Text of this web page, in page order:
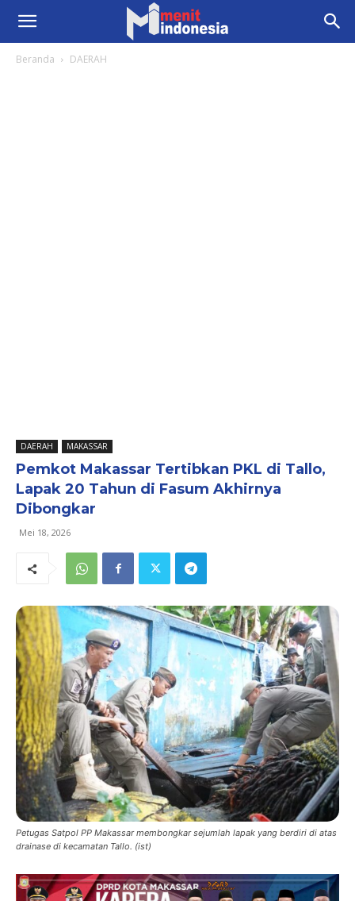
Beranda DAERAH
DAERAH MAKASSAR
Pemkot Makassar Tertibkan PKL di Tallo,
Lapak 20 Tahun di Fasum Akhirnya
Dibongkar
Mei 18, 2026
Petugas Satpol PP Makassar membongkar sejumlah lapak yang berdiri di atas
drainase di kecamatan Tallo. (ist)